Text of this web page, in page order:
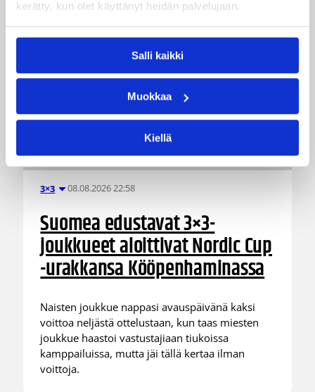
kerätty, kun olet käyttänyt heidän palvelujaan.
Salli kaikki
Muokkaa
Kiellä
3×3 08.08.2026 22:58
Suomea edustavat 3×3-
joukkueet aloittivat Nordic Cup
-urakkansa Kööpenhaminassa
Naisten joukkue nappasi avauspäivänä kaksi
voittoa neljästä ottelustaan, kun taas miesten
joukkue haastoi vastustajiaan tiukoissa
kamppailuissa, mutta jäi tällä kertaa ilman
voittoja.